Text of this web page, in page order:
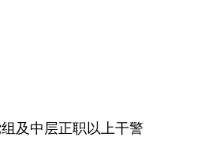
及中层正职以上干警